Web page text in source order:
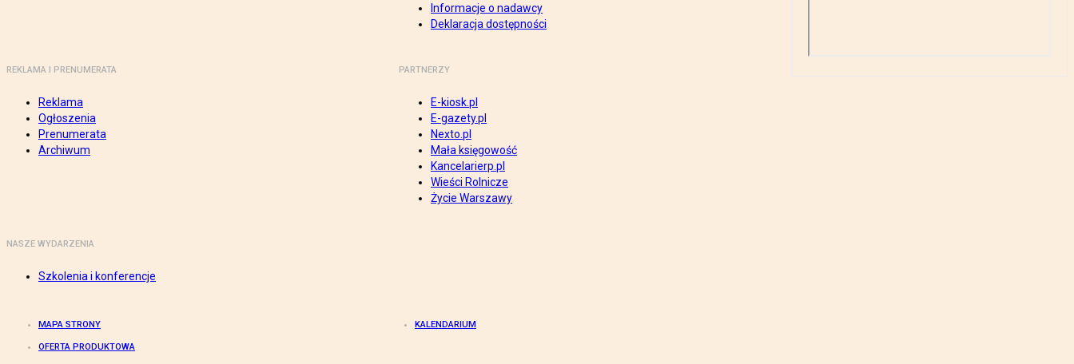
Informacje o nadawcy
Deklaracja dostępności
REKLAMA I PRENUMERATA
Reklama
Ogłoszenia
Prenumerata
Archiwum
PARTNERZY
E-kiosk.pl
E-gazety.pl
Nexto.pl
Mała księgowość
Kancelarierp.pl
Wieści Rolnicze
Życie Warszawy
NASZE WYDARZENIA
Szkolenia i konferencje
MAPA STRONY KALENDARIUM
OFERTA PRODUKTOWA